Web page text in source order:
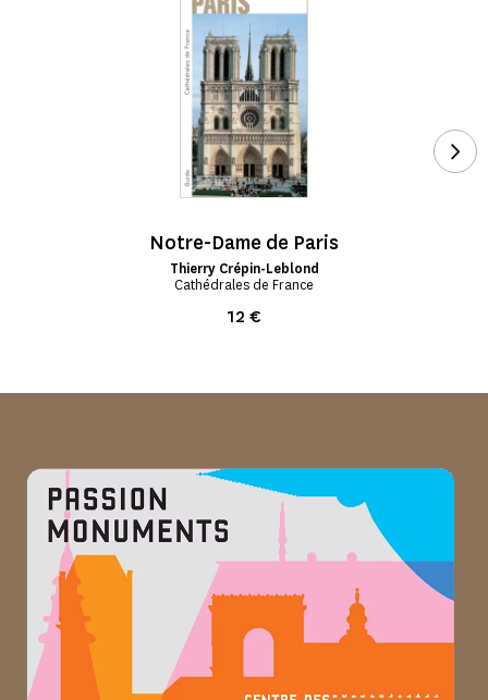
Notre-Dame de Paris
Thierry Crépin-Leblond
Cathédrales de France
12 €